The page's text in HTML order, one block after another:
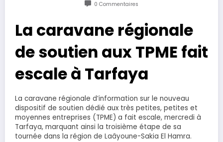
0 Commentaires
La caravane régionale
de soutien aux TPME fait
escale à Tarfaya
La caravane régionale d’information sur le nouveau
dispositif de soutien dédié aux très petites, petites et
moyennes entreprises (TPME) a fait escale, mercredi à
Tarfaya, marquant ainsi la troisième étape de sa
tournée dans la région de Laâyoune-Sakia El Hamra.